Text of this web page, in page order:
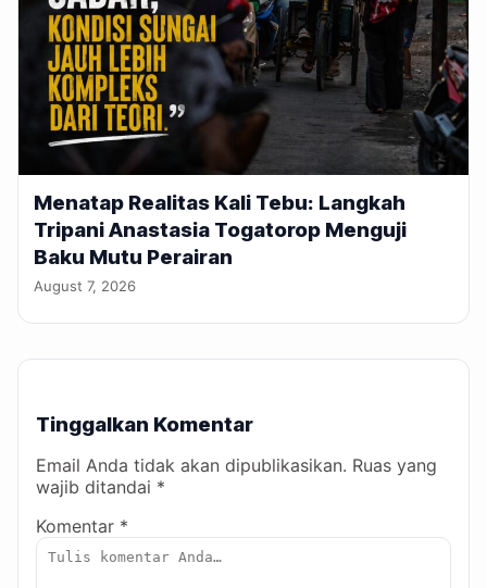
Menatap Realitas Kali Tebu: Langkah
Tripani Anastasia Togatorop Menguji
Baku Mutu Perairan
August 7, 2026
Tinggalkan Komentar
Email Anda tidak akan dipublikasikan. Ruas yang
wajib ditandai *
Komentar *